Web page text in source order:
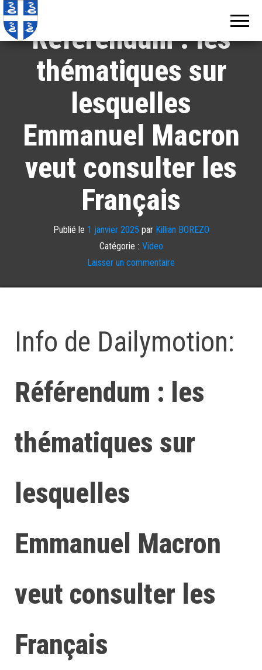
Référendum : les
thématiques sur
lesquelles
Emmanuel Macron
veut consulter les
Français
Publié le 1 janvier 2025 par Killian BOREZO
Catégorie : Video
Laisser un commentaire
Info de Dailymotion:
Référendum : les
thématiques sur
lesquelles
Emmanuel Macron
veut consulter les
Français